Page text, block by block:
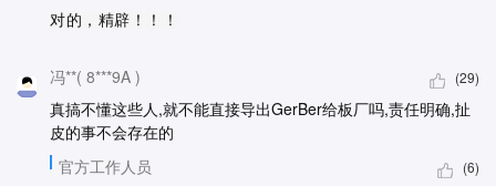
对的，精辟！！！
冯**( 8***9A ) (29)
真搞不懂这些人,就不能直接导出GerBer给板厂吗,责任明确,扯
皮的事不会存在的
官方工作人员
(6)